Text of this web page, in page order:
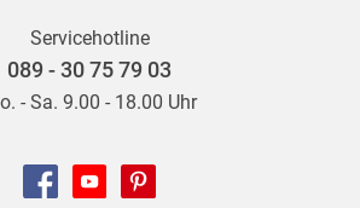
Servicehotline
089 - 30 75 79 03
- Sa. 9.00 - 18.00 Uhr